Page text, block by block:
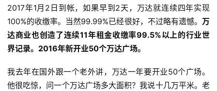
2017年1月2日到帐，如果早到2天，万达就连续四年实现
100%的收缴率。当然99.99%已经很好，不过略有遗憾。 万
达商业也创造了连续11年租金收缴率99.5%以上的行业世
界记录。 2016年新开业50个万达广场。
我去年在国外跟一个老外讲，万达一年要开业50个广场。
他很吃惊，问一个万达广场多大面积？我说十几万平米。老